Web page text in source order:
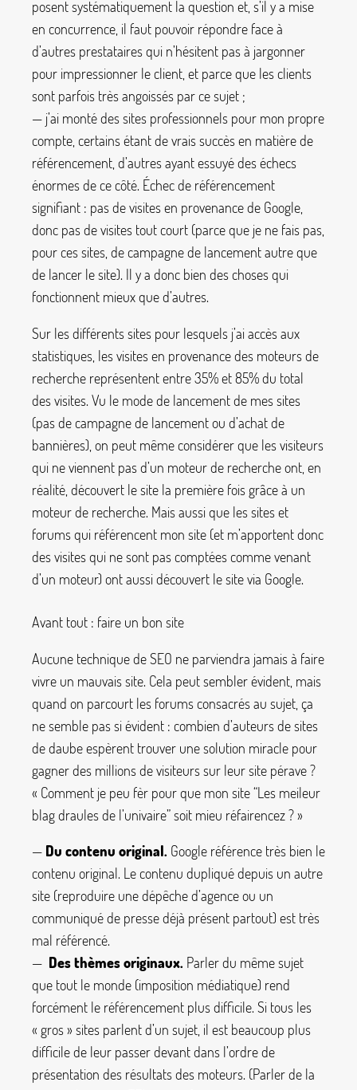
posent systématiquement la question et, s’il y a mise
en concurrence, il faut pouvoir répondre face à
d’autres prestataires qui n’hésitent pas à jargonner
pour impressionner le client, et parce que les clients
sont parfois très angoissés par ce sujet ;
— j’ai monté des sites professionnels pour mon propre
compte, certains étant de vrais succès en matière de
référencement, d’autres ayant essuyé des échecs
énormes de ce côté. Échec de référencement
signifiant : pas de visites en provenance de Google,
donc pas de visites tout court (parce que je ne fais pas,
pour ces sites, de campagne de lancement autre que
de lancer le site). Il y a donc bien des choses qui
fonctionnent mieux que d’autres.
Sur les différents sites pour lesquels j’ai accès aux
statistiques, les visites en provenance des moteurs de
recherche représentent entre 35% et 85% du total
des visites. Vu le mode de lancement de mes sites
(pas de campagne de lancement ou d’achat de
bannières), on peut même considérer que les visiteurs
qui ne viennent pas d’un moteur de recherche ont, en
réalité, découvert le site la première fois grâce à un
moteur de recherche. Mais aussi que les sites et
forums qui référencent mon site (et m’apportent donc
des visites qui ne sont pas comptées comme venant
d’un moteur) ont aussi découvert le site via Google.
Avant tout : faire un bon site
Aucune technique de SEO ne parviendra jamais à faire
vivre un mauvais site. Cela peut sembler évident, mais
quand on parcourt les forums consacrés au sujet, ça
ne semble pas si évident : combien d’auteurs de sites
de daube espèrent trouver une solution miracle pour
gagner des millions de visiteurs sur leur site pérave?
« Comment je peu fèr pour que mon site “Les meileur
blag draules de l’univaire” soit mieu réfairencez?»
— Du contenu original. Google référence très bien le
contenu original. Le contenu dupliqué depuis un autre
site (reproduire une dépêche d’agence ou un
communiqué de presse déjà présent partout) est très
mal référencé.
— Des thèmes originaux. Parler du même sujet
que tout le monde (imposition médiatique) rend
forcément le référencement plus difficile. Si tous les
« gros» sites parlent d’un sujet, il est beaucoup plus
difficile de leur passer devant dans l’ordre de
présentation des résultats des moteurs. (Parler de la